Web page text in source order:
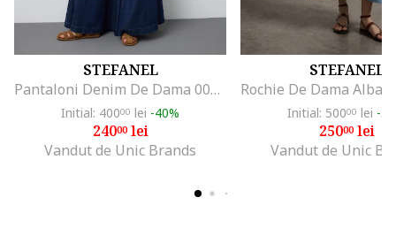
STEFANEL
Pantaloni Denim De Dama 003570227
Initial: 40000 lei -40%
24000lei
Vandut de Unic Brands
STEFANEL
Initial: 50000 lei -
25000lei
Vandut de Unic